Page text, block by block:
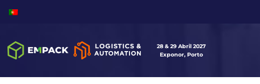
28 & 29 Abril 2027
Exponor, Porto